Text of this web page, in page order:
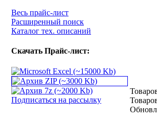
Весь прайс-лист
Расширенный поиск
Каталог тех. описаний
Скачать Прайс-лист:
Подписаться на рассылку